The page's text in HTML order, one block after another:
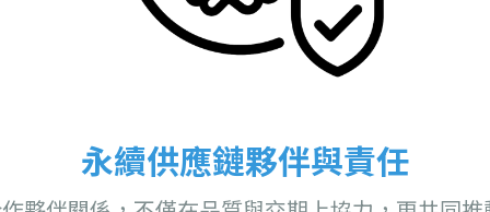
永續供應鏈夥伴與責任